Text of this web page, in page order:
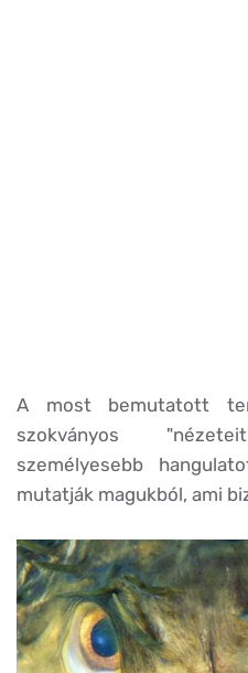
A most bemutatott
szokványos
személyesebb
mutatják magukból, ami